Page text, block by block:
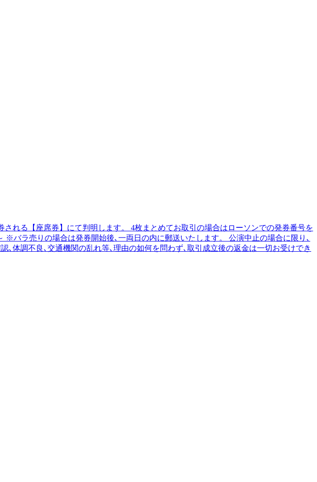
れる【座席券】にて判明します。 4枚まとめてお取引の場合はローソンでの発券番号を
バラ売りの場合は発券開始後､一両日の内に郵送いたします。 公演中止の場合に限り､
体調不良､交通機関の乱れ等､理由の如何を問わず､取引成立後の返金は一切お受けでき